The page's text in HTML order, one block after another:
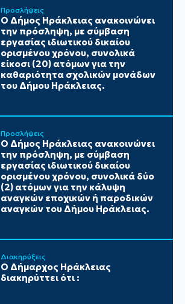
Προσλήψεις
Ο Δήμος Ηράκλειας ανακοινώνει
την πρόσληψη, με σύμβαση
εργασίας ιδιωτικού δικαίου
ορισμένου χρόνου, συνολικά
είκοσι (20) ατόμων για την
καθαριότητα σχολικών μονάδων
του Δήμου Ηράκλειας.
Προσλήψεις
Ο Δήμος Ηράκλειας ανακοινώνει
την πρόσληψη, με σύμβαση
εργασίας ιδιωτικού δικαίου
ορισμένου χρόνου, συνολικά δύο
(2) ατόμων για την κάλυψη
αναγκών εποχικών ή παροδικών
αναγκών του Δήμου Ηράκλειας.
Διακηρύξεις
Ο Δήμαρχος Ηράκλειας
διακηρύττει ότι :